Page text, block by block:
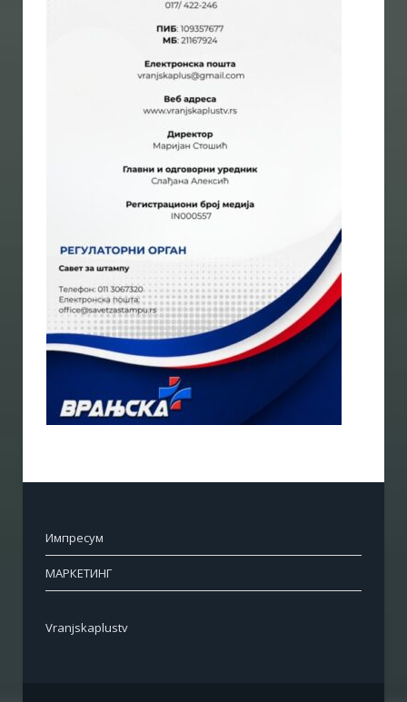
Импресум
МАРКЕТИНГ
Vranjskaplustv